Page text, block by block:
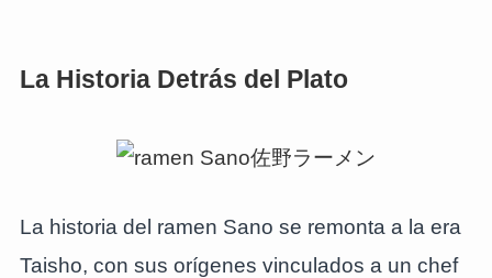
La Historia Detrás del Plato
La historia del ramen Sano se remonta a la era
Taisho, con sus orígenes vinculados a un chef